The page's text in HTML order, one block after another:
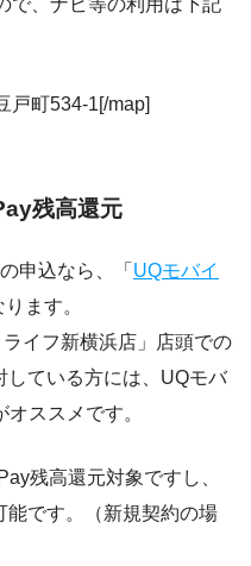
で、ナビ等の利用は下記
戸町534-1[/map]
残高還元
申込なら、「 UQモバイ
ます。
イフ新横浜店」店頭での
している方には、UQモバ
ススメです。
残高還元対象ですし、
能です。（新規契約の場